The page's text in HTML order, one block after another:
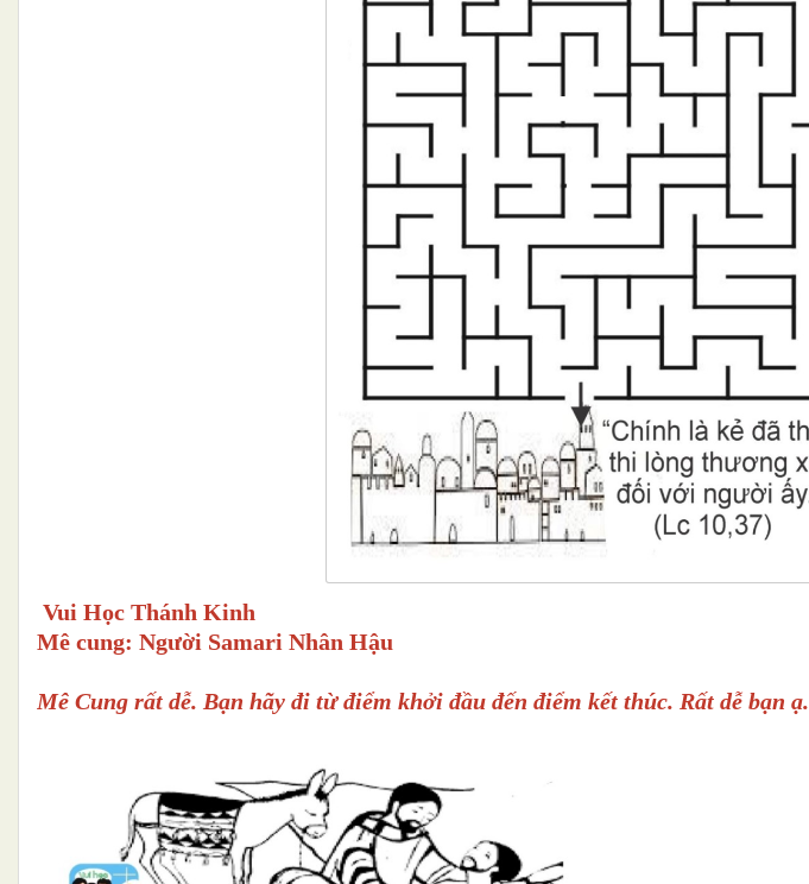
Vui Học Thánh Kinh
Mê cung: Người Samari Nhân Hậu
Mê Cung rất dễ. Bạn hãy đi từ điểm khởi đầu đến điểm kết thúc. Rất dễ bạn ạ.